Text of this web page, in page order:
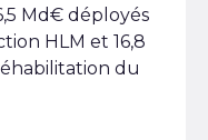
Md€ déployés
HLM et 16,8
du